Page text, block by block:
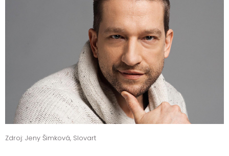
Zdroj: Jeny Šimková, Slovart